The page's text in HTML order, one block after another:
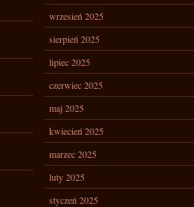
wrzesień 2025
sierpień 2025
lipiec 2025
czerwiec 2025
maj 2025
kwiecień 2025
marzec 2025
luty 2025
styczeń 2025